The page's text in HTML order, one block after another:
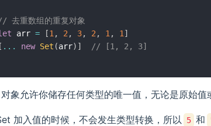
去重数组的重复对象
arr = [1 , 2 , 3, 2 , 1 , 1 ]
[ ... new Set (arr) ] // [1, 2, 3]
象允许你储存任何类型的唯一值，无论是原始值
加入值的时候，不会发生类型转换，所以 5 和